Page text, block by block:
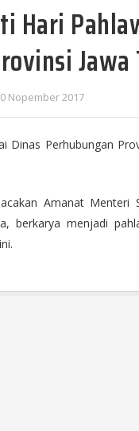
Hari
Jawa
Nopember 2017
Dinas Perhubungan
Amanat
berkarya menjadi